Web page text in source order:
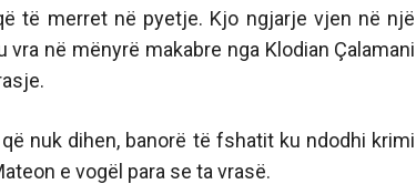
të merret në pyetje. Kjo ngjarje vjen në një
në mënyrë makabre nga Klodian Çalamani
nuk dihen, banorë të fshatit ku ndodhi krimi
e vogël para se ta vrasë.